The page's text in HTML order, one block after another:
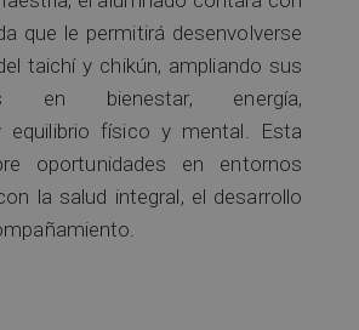
que le permitirá desenvolverse
taichí y chikún, ampliando sus
en bienestar, energía,
equilibrio físico y mental. Esta
oportunidades en entornos
la salud integral, el desarrollo